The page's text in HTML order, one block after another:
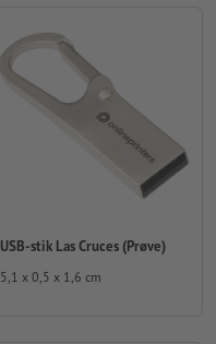
USB-stik Las Cruces (Prøve)
5,1 x 0,5 x 1,6 cm